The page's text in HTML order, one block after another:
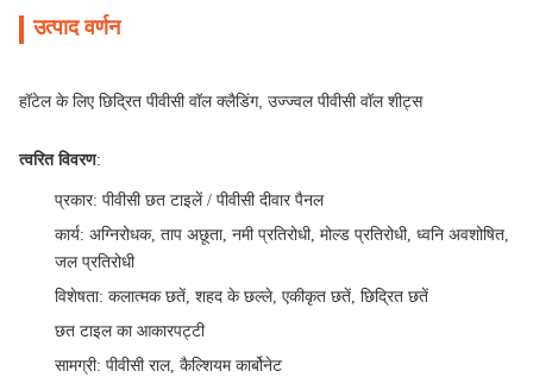
उत्पाद वर्णन
हॉटेल के लिए छिद्रित पीवीसी वॉल क्लैडिंग, उज्ज्वल पीवीसी वॉल शीट्स
त्वरित विवरण:
प्रकार: पीवीसी छत टाइलें / पीवीसी दीवार पैनल
कार्य: अग्निरोधक, ताप अछूता, नमी प्रतिरोधी, मोल्ड प्रतिरोधी, ध्वनि अवशोषित,
जल प्रतिरोधी
विशेषता: कलात्मक छतें, शहद के छल्ले, एकीकृत छतें, छिद्रित छतें
छत टाइल का आकारपट्टी
सामग्री: पीवीसी राल, कैल्शियम कार्बोनेट